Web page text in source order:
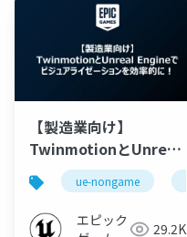
【製造業向け】
TwinmotionとUnreal
Engineでビジュアライ
ゼーションを効率的に
ue-nongame
エピック
29.2K